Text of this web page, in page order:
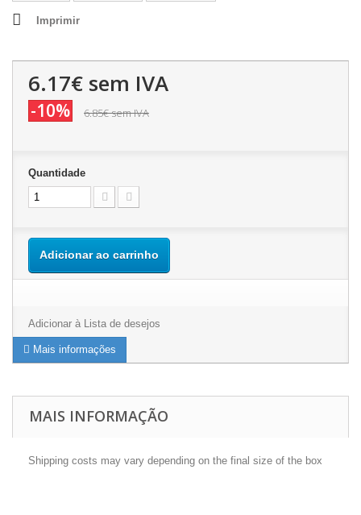
Imprimir
6.17€ sem IVA
-10% 6.85€sem IVA
Quantidade
Adicionar ao carrinho
Adicionar à Lista de desejos
Mais informações
MAIS INFORMAÇÃO
Shipping costs may vary depending on the final size of the box